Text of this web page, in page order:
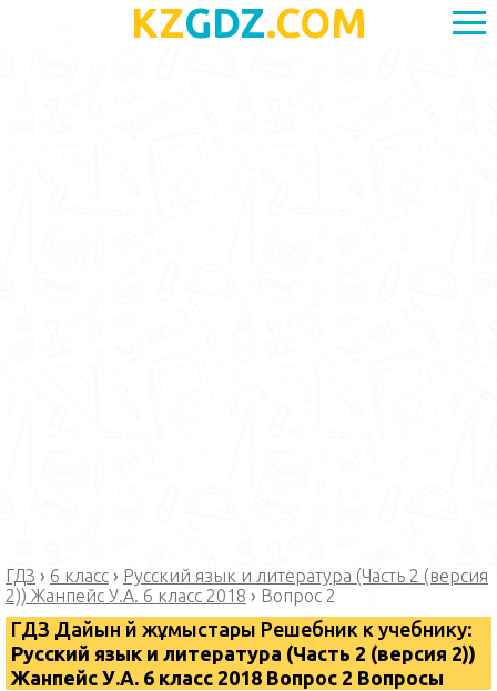
KZGDZ.COM
ГДЗ › 6 класс › Русский язык и литература (Часть 2 (версия
2)) Жанпейс У.А. 6 класс 2018 › Вопрос 2
ГДЗ Дайын үй жұмыстары Решебник к учебнику:
Русский язык и литература (Часть 2 (версия 2))
Жанпейс У.А. 6 класс 2018 Вопрос 2 Вопросы